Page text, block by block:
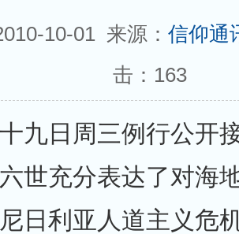
10-01 来源： 信仰通
击： 163
九日周三例行公开
世充分表达了对海
日利亚人道主义危